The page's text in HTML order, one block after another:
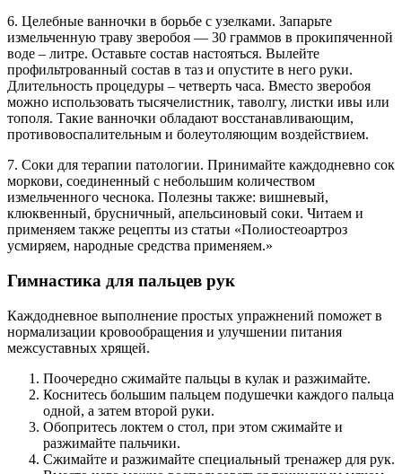
6. Целебные ванночки в борьбе с узелками. Запарьте
измельченную траву зверобоя — 30 граммов в прокипяченной
воде – литре. Оставьте состав настояться. Вылейте
профильтрованный состав в таз и опустите в него руки.
Длительность процедуры – четверть часа. Вместо зверобоя
можно использовать тысячелистник, таволгу, листки ивы или
тополя. Такие ванночки обладают восстанавливающим,
противовоспалительным и болеутоляющим воздействием.
7. Соки для терапии патологии. Принимайте каждодневно сок
моркови, соединенный с небольшим количеством
измельченного чеснока. Полезны также: вишневый,
клюквенный, брусничный, апельсиновый соки. Читаем и
применяем также рецепты из статьи «Полиостеоартроз
усмиряем, народные средства применяем.»
Гимнастика для пальцев рук
Каждодневное выполнение простых упражнений поможет в
нормализации кровообращения и улучшении питания
межсуставных хрящей.
Поочередно сжимайте пальцы в кулак и разжимайте.
Коснитесь большим пальцем подушечки каждого пальца
одной, а затем второй руки.
Обопритесь локтем о стол, при этом сжимайте и
разжимайте пальчики.
Сжимайте и разжимайте специальный тренажер для рук.